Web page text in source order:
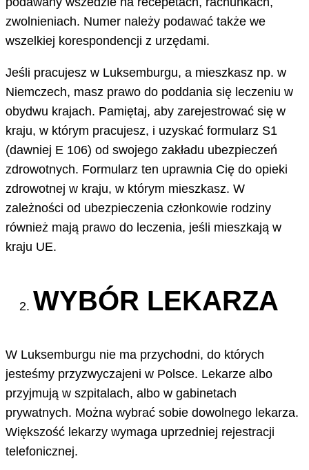
zwolnieniach. Numer należy podawać także we
wszelkiej korespondencji z urzędami.
Jeśli pracujesz w Luksemburgu, a mieszkasz np. w
Niemczech, masz prawo do poddania się leczeniu w
obydwu krajach. Pamiętaj, aby zarejestrować się w
kraju, w którym pracujesz, i uzyskać formularz S1
(dawniej E 106) od swojego zakładu ubezpieczeń
zdrowotnych. Formularz ten uprawnia Cię do opieki
zdrowotnej w kraju, w którym mieszkasz. W
zależności od ubezpieczenia członkowie rodziny
również mają prawo do leczenia, jeśli mieszkają w
kraju UE.
WYBÓR LEKARZA
W Luksemburgu nie ma przychodni, do których
jesteśmy przyzwyczajeni w Polsce. Lekarze albo
przyjmują w szpitalach, albo w gabinetach
prywatnych. Można wybrać sobie dowolnego lekarza.
Większość lekarzy wymaga uprzedniej rejestracji
telefonicznej.